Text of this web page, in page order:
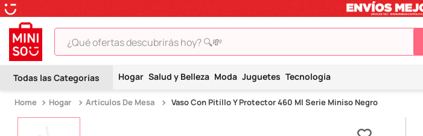
¿Qué ofertas descubrirás hoy? 🔍💸
Hogar Salud y Belleza Moda Juguetes Tecnología
Hogar Artículos De Mesa Vaso Con Pitillo Y Protector 460 Ml Serie Miniso Negro
TÉRMINOS MÁS BUSCADOS
2.
hello kitty